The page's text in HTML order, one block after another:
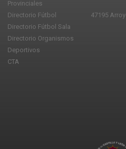
Provinciales
Directorio Fútbol
Directorio Fútbol Sala
Directorio Organismos
Deportivos
CTA
47195